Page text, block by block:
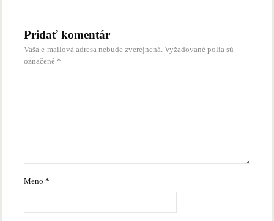
Pridať komentár
Vaša e-mailová adresa nebude zverejnená. Vyžadované polia sú
označené *
Meno*